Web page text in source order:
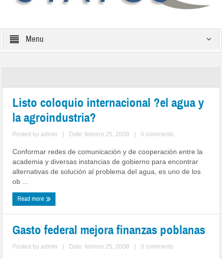
Menu
Listo coloquio internacional ?el agua y
la agroindustria?
Posted byadmin Date: febrero 25, 2008 0 comments
Conformar redes de comunicación y de cooperación entre la
academia y diversas instancias de gobierno para encontrar
alternativas de solución al problema del agua, es uno de los
ob ...
Read more
Gasto federal mejora finanzas poblanas
Posted byadmin Date: febrero 25, 2008 0 comments